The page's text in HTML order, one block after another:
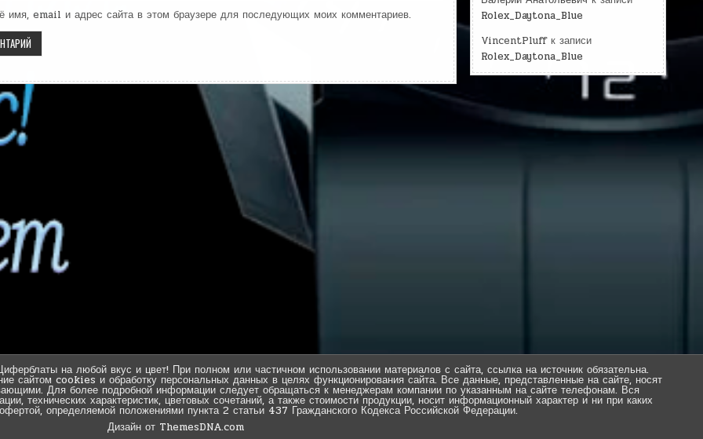
имя, email и адрес сайта в этом браузере для последующих моих комментариев.
Rolex_Daytona_Blue
VincentPluffк записи
Rolex_Daytona_Blue
на любой вкус и цвет! При полном или частичном использовании материалов с сайта, ссылка на источник обязательна.
сайтом cookies и обработку персональных данных в целях функционирования сайта. Все данные, представленные на сайте, носят
Для более подробной информации следует обращаться к менеджерам компании по указанным на сайте телефонам. Вся
технических характеристик, цветовых сочетаний, а также стоимости продукции, носит информационный характер и ни при каких
определяемой положениями пункта 2 статьи 437 Гражданского Кодекса Российской Федерации.
Дизайн от ThemesDNA.com